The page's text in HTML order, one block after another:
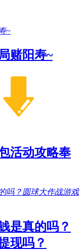
赌阳寿~
活动攻略奉
是真的吗？
现吗？